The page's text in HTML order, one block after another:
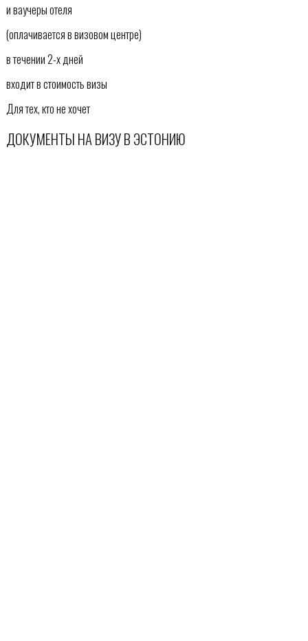
и ваучеры отеля
(оплачивается в визовом центре)
в течении 2-х дней
входит в стоимость визы
Для тех, кто не хочет
ДОКУМЕНТЫ НА ВИЗУ В ЭСТОНИЮ